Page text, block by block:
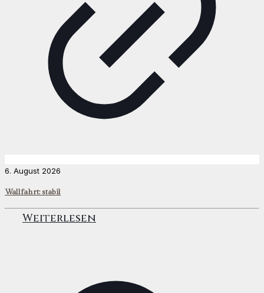
6. August 2026
Wallfahrt: stabil
Weiterlesen